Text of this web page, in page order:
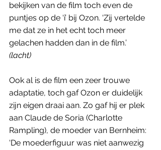
bekijken van de film toch even de
puntjes op de ‘i’ bij Ozon. ‘Zij vertelde
me dat ze in het echt toch meer
gelachen hadden dan in de film.’
(lacht)
Ook al is de film een zeer trouwe
adaptatie, toch gaf Ozon er duidelijk
zijn eigen draai aan. Zo gaf hij er plek
aan Claude de Soria (Charlotte
Rampling), de moeder van Bernheim:
‘De moederfiguur was niet aanwezig